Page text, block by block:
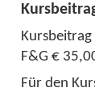
F&G €
Für den